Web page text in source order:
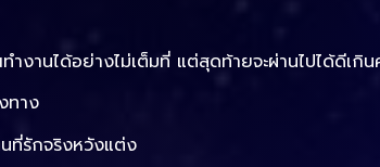
งานได้อย่างไม่เต็มที่ แต่สุดท้ายจะผ่านไปได้ดีเกิ
ทาง
ที่รักจริงหวังแต่ง